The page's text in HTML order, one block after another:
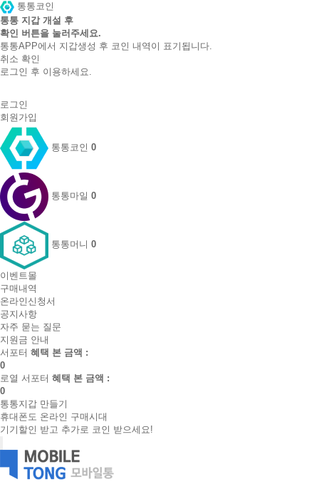
통통코인
통통 지갑 개설 후
확인 버튼을 눌러주세요.
통통APP에서 지갑생성 후 코인 내역이 표기됩니다.
취소 확인
로그인 후 이용하세요.
로그인
회원가입
통통코인 0
통통마일 0
통통머니 0
이벤트몰
구매내역
온라인신청서
공지사항
자주 묻는 질문
지원금 안내
서포터 혜택 본 금액 :
0
로열 서포터 혜택 본 금액 :
0
통통지갑 만들기
휴대폰도 온라인 구매시대
기기할인 받고 추가로 코인 받으세요!